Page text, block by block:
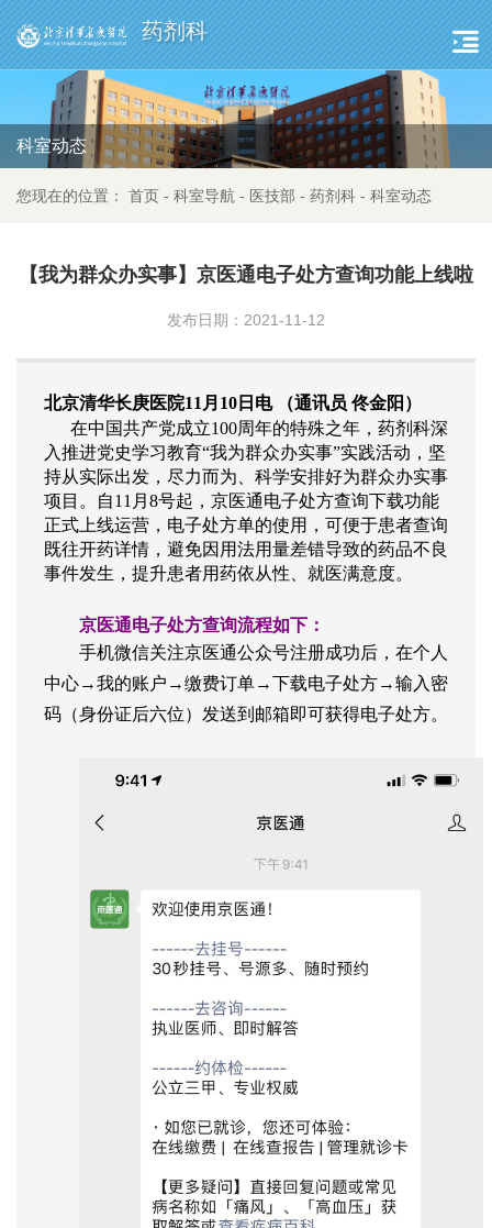
药剂科
科室动态
您现在的位置： 首页 - 科室导航 - 医技部 - 药剂科 - 科室动态
【我为群众办实事】京医通电子处方查询功能上线啦
发布日期：2021-11-12
北京清华长庚医院11月10 日电 （通讯员 佟金阳）
在中国共产党成立100周年的特殊之年 ， 药剂科深
入推进党史学习教育“我为群众办实事”实践活动， 坚
持从实际出发，尽力而为、科学安排好为群众办实事
项目。自11月8号起，京医通电子处方查询下载功能
正式上线运营，电子处方单的使用，可便于患者查询
既往开药详情，避免因用法用量差错导致的药品不良
事件发生，提升患者用药依从性、就医满意度。
京医通电子处方查询流程如下：
手机微信关注京医通公众号注册成功后，在个人
中心→我的账户→缴费订单→下载电子处方→输入密
码（身份证后六位）发送到邮箱即可获得电子处方。